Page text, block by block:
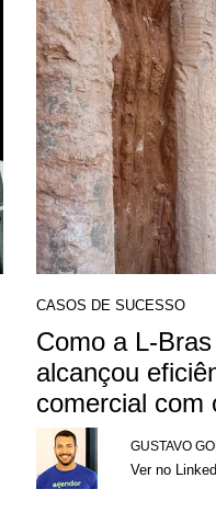
CASOS DE SUCESSO
Como a L-
alcançou
comercial com
GUSTAVO
Ver no